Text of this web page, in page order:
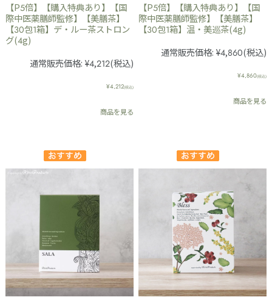
【P5倍】【購入特典あり】【国
際中医薬膳師監修】【美膳茶】
【30包1箱】デ・ルー茶ストロン
グ(4g)
通常販売価格: ¥4,212(税込)
¥4,212(税込)
商品を見る
【P5倍】【購入特典あり】【国
際中医薬膳師監修】【美膳茶】
【30包1箱】温・美巡茶(4g)
通常販売価格: ¥4,860(税込)
¥4,860(税込)
商品を見る